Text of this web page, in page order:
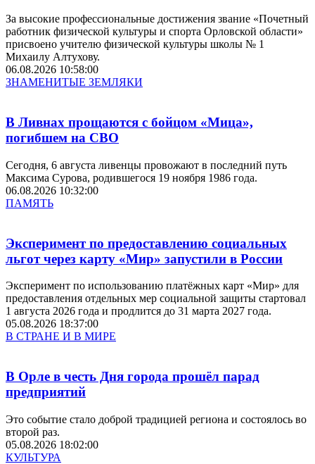
За высокие профессиональные достижения звание «Почетный
работник физической культуры и спорта Орловской области»
присвоено учителю физической культуры школы № 1
Михаилу Алтухову.
06.08.2026 10:58:00
ЗНАМЕНИТЫЕ ЗЕМЛЯКИ
В Ливнах прощаются с бойцом «Мица»,
погибшем на СВО
Сегодня, 6 августа ливенцы провожают в последний путь
Максима Сурова, родившегося 19 ноября 1986 года.
06.08.2026 10:32:00
ПАМЯТЬ
Эксперимент по предоставлению социальных
льгот через карту «Мир» запустили в России
Эксперимент по использованию платёжных карт «Мир» для
предоставления отдельных мер социальной защиты стартовал
1 августа 2026 года и продлится до 31 марта 2027 года.
05.08.2026 18:37:00
В СТРАНЕ И В МИРЕ
В Орле в честь Дня города прошёл парад
предприятий
Это событие стало доброй традицией региона и состоялось во
второй раз.
05.08.2026 18:02:00
КУЛЬТУРА